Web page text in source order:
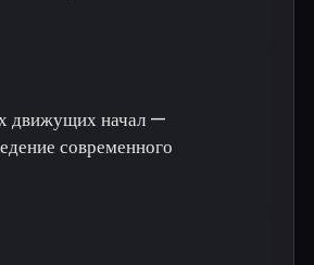
движущих начал —
современного